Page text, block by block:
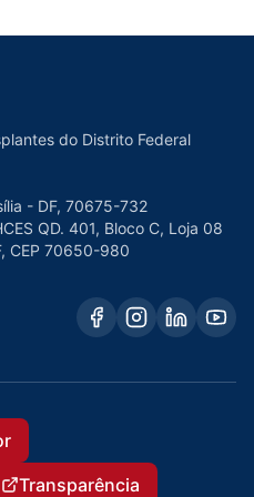
do Distrito Federal
- DF, 70675-732
QD. 401, Bloco C, Loja 08
CEP 70650-980
Transparência